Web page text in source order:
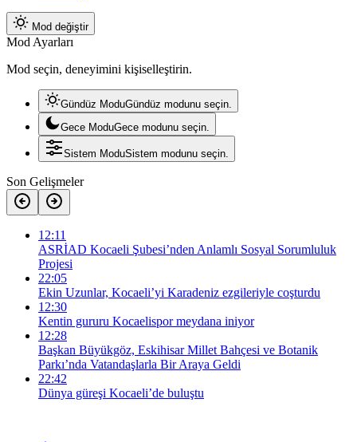
Mod değiştir
Mod Ayarları
Mod seçin, deneyimini kişiselleştirin.
Gündüz ModuGündüz modunu seçin.
Gece ModuGece modunu seçin.
Sistem ModuSistem modunu seçin.
Son Gelişmeler
12:11
ASRİAD Kocaeli Şubesi’nden Anlamlı Sosyal Sorumluluk
Projesi
22:05
Ekin Uzunlar, Kocaeli’yi Karadeniz ezgileriyle coşturdu
12:30
Kentin gururu Kocaelispor meydana iniyor
12:28
Başkan Büyükgöz, Eskihisar Millet Bahçesi ve Botanik
Parkı’nda Vatandaşlarla Bir Araya Geldi
22:42
Dünya güreşi Kocaeli’de buluştu